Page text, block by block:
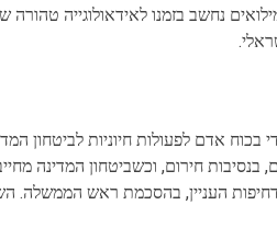
נחשב בזמנו לאידאולוגייה
העניין, בהסכמת ראש הממשלה.